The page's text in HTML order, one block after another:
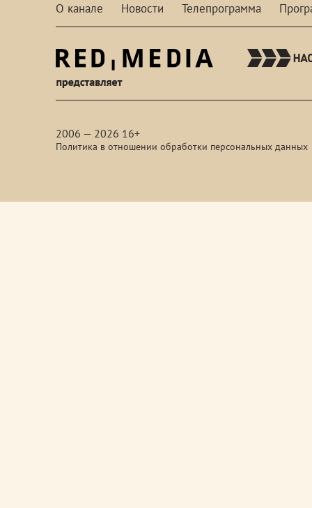
О канале Новости Телепрограмма
2006 — 2026 16+
Политика в отношении обработки персональных данных